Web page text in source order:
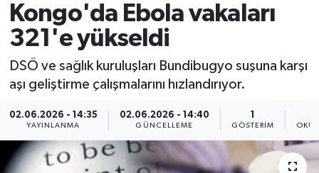
Kongo'da Ebola vakaları
321'e yükseldi
DSÖ ve sağlık kuruluşları Bundibugyo suşuna karşı
aşı geliştirme çalışmalarını hızlandırıyor.
02.06.2026 - 14:35
YAYINLANMA
02.06.2026 - 14:40
GÜNCELLEME
1
GÖSTERIM
Çevre
Dünya
Eğitim
Ekonomi
Genel
İzmir Namaz Vakitleri
İstanbul Trafik Yoğunluk Haritası
Süper Lig Puan Durumu ve Fikstür
Tüm Manşetler
Son Dakika Haberleri